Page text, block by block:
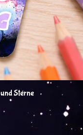
Sterne